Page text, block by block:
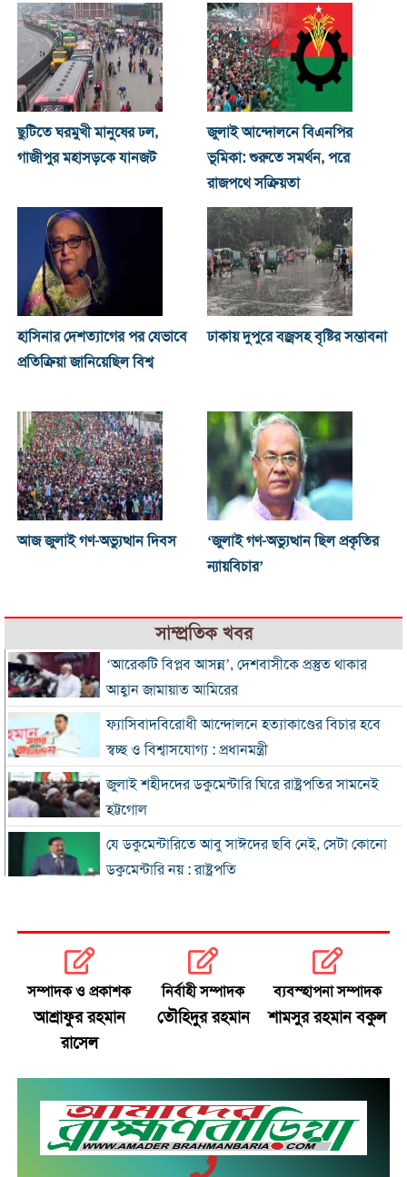
ছুটিতে ঘরমুখী মানুষের ঢল,
গাজীপুর মহাসড়কে যানজট
জুলাই আন্দোলনে বিএনপির
ভূমিকা: শুরুতে সমর্থন, পরে
রাজপথে সক্রিয়তা
হাসিনার দেশত্যাগের পর যেভাবে
প্রতিক্রিয়া জানিয়েছিল বিশ্ব
ঢাকায় দুপুরে বজ্রসহ বৃষ্টির সম্ভাবনা
আজ জুলাই গণ-অভ্যুত্থান দিবস
‘জুলাই গণ-অভ্যুত্থান ছিল প্রকৃতির
ন্যায়বিচার’
সাম্প্রতিক খবর
‘আরেকটি বিপ্লব আসন্ন’, দেশবাসীকে প্রস্তুত থাকার
আহ্বান জামায়াত আমিরের
ফ্যাসিবাদবিরোধী আন্দোলনে হত্যাকাণ্ডের বিচার হবে
স্বচ্ছ ও বিশ্বাসযোগ্য : প্রধানমন্ত্রী
জুলাই শহীদদের ডকুমেন্টারি ঘিরে রাষ্ট্রপতির সামনেই
হট্টগোল
যে ডকুমেন্টারিতে আবু সাঈদের ছবি নেই, সেটা কোনো
ডকুমেন্টারি নয় : রাষ্ট্রপতি
জুলাই জাদুঘর হবে পথ দেখানোর স্থান: ইউনূস
ছুটিতে ঘরমুখী মানুষের ঢল, গাজীপুর মহাসড়কে যানজট
রাজপথে সক্রিয়তা
হাসিনার দেশত্যাগের পর যেভাবে প্রতিক্রিয়া জানিয়েছিল
বিশ্ব
সম্পাদক ও প্রকাশক
আশ্রাফুর রহমান
রাসেল
নির্বাহী সম্পাদক
তৌহিদুর রহমান
ব্যবস্হাপনা সম্পাদক
শামসুর রহমান বকুল